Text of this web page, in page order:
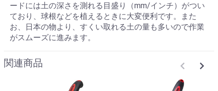
ードには土の深さを測れる目盛り（mm/インチ）がつい
ており、球根などを植えるときに大変便利です。また
お、日本の物より、すくい取れる土の量も多いので作業
がスムーズに進みます。
関連商品